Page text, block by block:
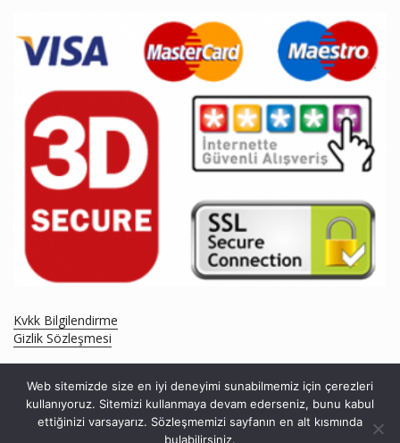
Kvkk Bilgilendirme
Gizlik Sözleşmesi
Web sitemizde size en iyi deneyimi sunabilmemiz için çerezleri
kullanıyoruz. Sitemizi kullanmaya devam ederseniz, bunu kabul
ettiğinizi varsayarız. Sözleşmemizi sayfanın en alt kısmında
bulabilirsiniz.